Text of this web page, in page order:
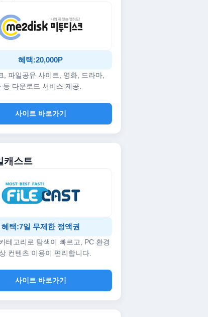
혜택:20,000P
, 파일공유 사이트, 영화, 드라마,
등 다운로드 서비스 제공.
사이트 바로가기
캐스트
혜택:7일 무제한 정액권
테고리로 탐색이 빠르고, PC 환경
컨텐츠 이용이 편리합니다.
사이트 바로가기